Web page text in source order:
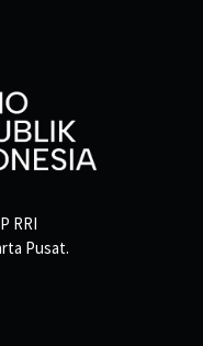
RRI
Pusat.